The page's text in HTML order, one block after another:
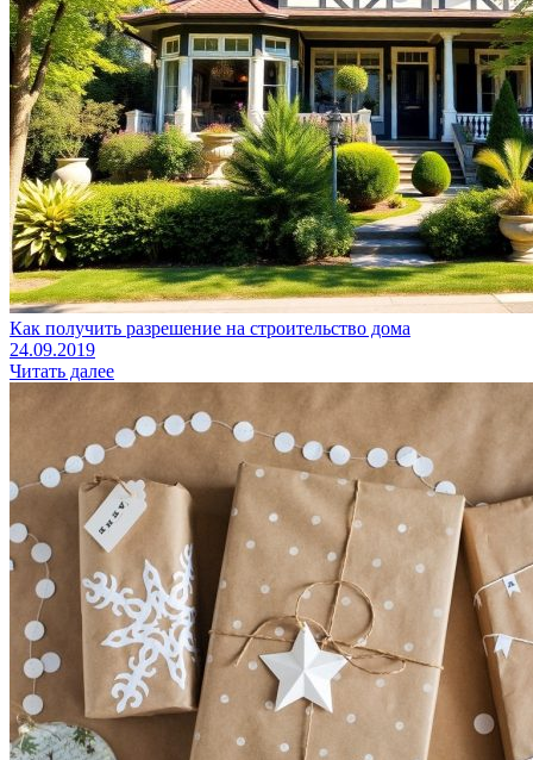
Как получить разрешение на строительство дома
24.09.2019
Читать далее